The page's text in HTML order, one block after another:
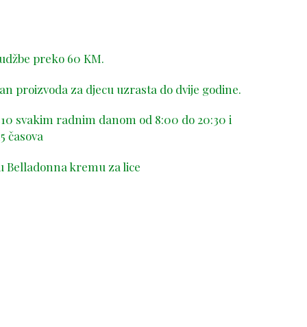
preko 60 KM.
proizvoda za djecu uzrasta do dvije godine.
svakim radnim danom od 8:00 do 20:30 i
časova
Belladonna kremu za lice